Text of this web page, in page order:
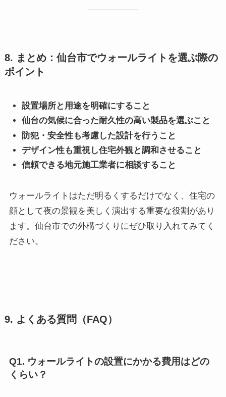
8. まとめ：仙台市でウォールライトを選ぶ際の
ポイント
設置場所と用途を明確にすること
仙台の気候に合った耐久性の高い製品を選ぶこと
防犯・安全性も考慮した設計を行うこと
デザイン性も重視し住宅外観と調和させること
信頼できる地元施工業者に相談すること
ウォールライトはただ明るくするだけでなく、住宅の
顔として夜の景観を美しく演出する重要な役割があり
ます。仙台市での外構づくりにぜひ取り入れてみてく
ださい。
9. よくある質問（FAQ）
Q1. ウォールライトの設置にかかる費用はどの
くらい？